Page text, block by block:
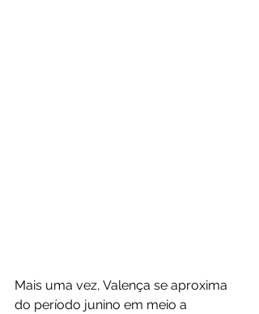
Mais uma vez, Valença se aproxima
do período junino em meio a